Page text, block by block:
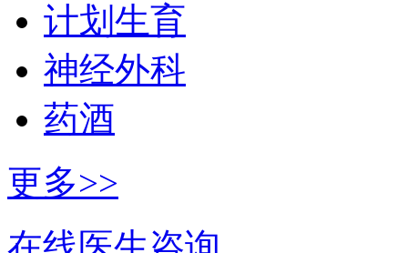
计划生育
神经外科
药酒
更多>>